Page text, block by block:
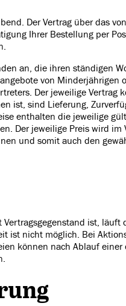
Der Vertrag über das
Ihrer Bestellung per
an, die ihren ständigen
von
Der jeweilige
ist, sind Lieferung,
enthalten die jeweilige
Der jeweilige Preis wird
und somit auch den
ist,
ist nicht möglich. Bei
können nach Ablauf